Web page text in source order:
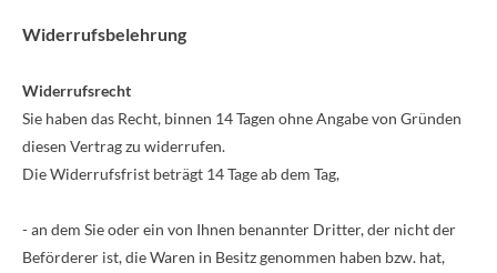
Widerrufsbelehrung
Widerrufsrecht
Sie haben das Recht, binnen 14 Tagen ohne Angabe von Gründen
diesen Vertrag zu widerrufen.
Die Widerrufsfrist beträgt 14 Tage ab dem Tag,
- an dem Sie oder ein von Ihnen benannter Dritter, der nicht der
Beförderer ist, die Waren in Besitz genommen haben bzw. hat,